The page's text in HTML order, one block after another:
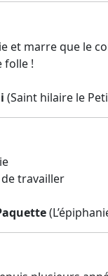
et marre que le
folle !
(Saint hilaire le
de travailler